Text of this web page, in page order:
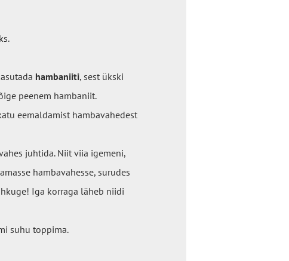
hambaniiti, sest ükski
peenem hambaniit.
eemaldamist hambavahedest
juhtida. Niit viia igemeni,
hambavahesse, surudes
Iga korraga läheb niidi
suhu toppima.